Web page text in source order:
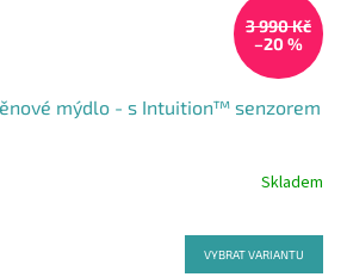
3 990 Kč
–20 %
mýdlo - s Intuition™ senzorem
Skladem
VYBRAT VARIANTU